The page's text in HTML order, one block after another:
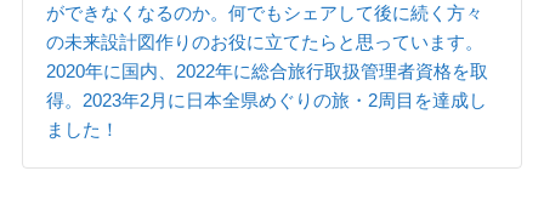
ができなくなるのか。何でもシェアして後に続く方々
の未来設計図作りのお役に立てたらと思っています。
2020年に国内、2022年に総合旅行取扱管理者資格を取
得。2023年2月に日本全県めぐりの旅・2周目を達成し
ました！